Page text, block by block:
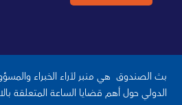
بث الصندوق هي منبر لآراء الخبراء
الدولي حول أهم قضايا الساعة المتعلقة